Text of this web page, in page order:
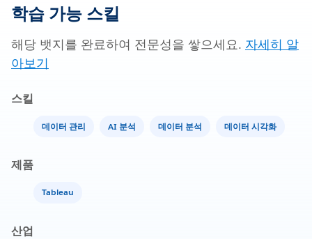
학습 가능 스킬
해당 뱃지를 완료하여 전문성을 쌓으세요. 자세히 알
아보기
스킬
데이터 관리 AI 분석 데이터 분석 데이터 시각화
제품
Tableau
산업